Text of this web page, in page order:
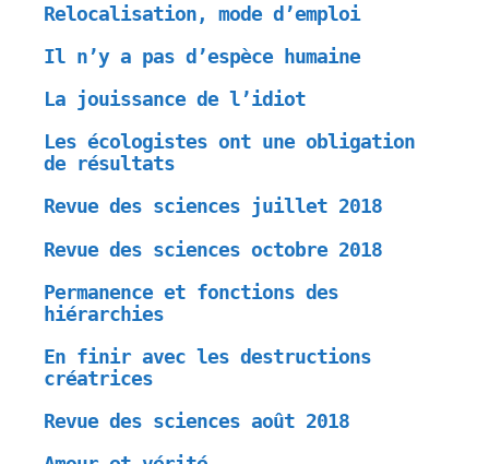
Relocalisation, mode d’emploi
Il n’y a pas d’espèce humaine
La jouissance de l’idiot
Les écologistes ont une obligation
de résultats
Revue des sciences juillet 2018
Revue des sciences octobre 2018
Permanence et fonctions des
hiérarchies
En finir avec les destructions
créatrices
Revue des sciences août 2018